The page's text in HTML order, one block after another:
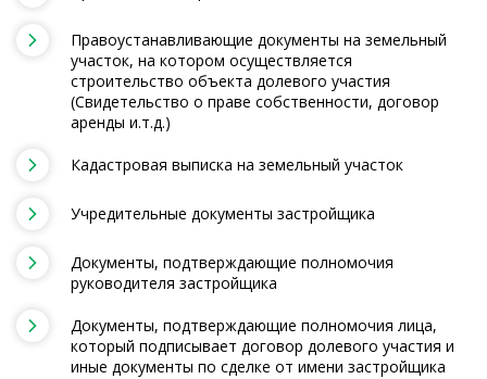
Правоустанавливающие документы на земельный
участок, на котором осуществляется
строительство объекта долевого участия
(Свидетельство о праве собственности, договор
аренды и.т.д.)
Кадастровая выписка на земельный участок
Учредительные документы застройщика
Документы, подтверждающие полномочия
руководителя застройщика
Документы, подтверждающие полномочия лица,
который подписывает договор долевого участия и
иные документы по сделке от имени застройщика